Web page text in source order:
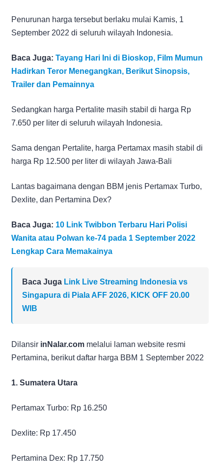
Penurunan harga tersebut berlaku mulai Kamis, 1
September 2022 di seluruh wilayah Indonesia.
Baca Juga: Tayang Hari Ini di Bioskop, Film Mumun
Hadirkan Teror Menegangkan, Berikut Sinopsis,
Trailer dan Pemainnya
Sedangkan harga Pertalite masih stabil di harga Rp
7.650 per liter di seluruh wilayah Indonesia.
Sama dengan Pertalite, harga Pertamax masih stabil di
harga Rp 12.500 per liter di wilayah Jawa-Bali
Lantas bagaimana dengan BBM jenis Pertamax Turbo,
Dexlite, dan Pertamina Dex?
Baca Juga: 10 Link Twibbon Terbaru Hari Polisi
Wanita atau Polwan ke-74 pada 1 September 2022
Lengkap Cara Memakainya
Baca Juga Link Live Streaming Indonesia vs
Singapura di Piala AFF 2026, KICK OFF 20.00
WIB
Dilansir inNalar.com melalui laman website resmi
Pertamina, berikut daftar harga BBM 1 September 2022
1. Sumatera Utara
Pertamax Turbo: Rp 16.250
Dexlite: Rp 17.450
Pertamina Dex: Rp 17.750